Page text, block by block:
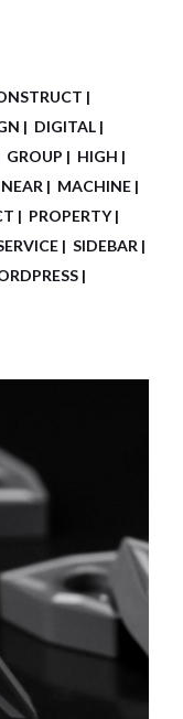
DIGITAL
GROUP
HIGH
MACHINE
PROPERTY
SIDEBAR